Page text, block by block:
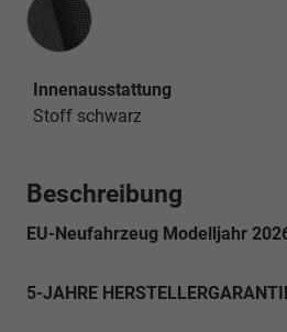
Innenausstattung
Stoff schwarz
Beschreibung
EU-Neufahrzeug Modelljahr
5-JAHRE